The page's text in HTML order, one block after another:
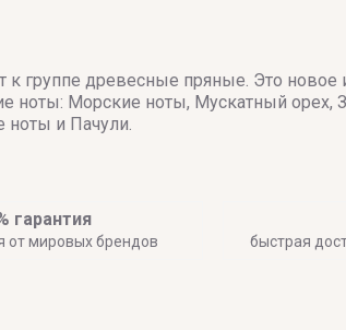
группе древесные пряные. Это новое
ноты: Морские ноты, Мускатный орех,
ноты и Пачули.
гарантия
от мировых брендов быстрая